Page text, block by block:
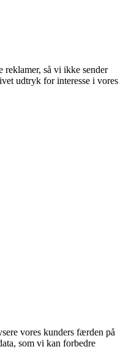
reklamer, så vi ikke sender
udtryk for interesse i vores
vores kunders færden på
som vi kan forbedre